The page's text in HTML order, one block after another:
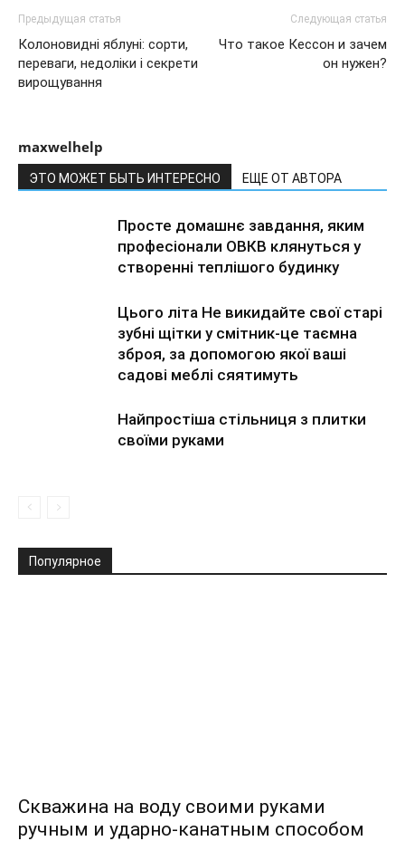
Предыдущая статья
Колоновидні яблуні: сорти,
переваги, недоліки і секрети
вирощування
Следующая статья
Что такое Кессон и зачем
он нужен?
maxwelhelp
ЭТО МОЖЕТ БЫТЬ ИНТЕРЕСНО ЕЩЕ ОТ АВТОРА
Просте домашнє завдання, яким
професіонали ОВКВ клянуться у
створенні теплішого будинку
Цього літа Не викидайте свої старі
зубні щітки у смітник-це таємна
зброя, за допомогою якої ваші
садові меблі сяятимуть
Найпростіша стільниця з плитки
своїми руками
Популярное
Скважина на воду своими руками
ручным и ударно-канатным способом